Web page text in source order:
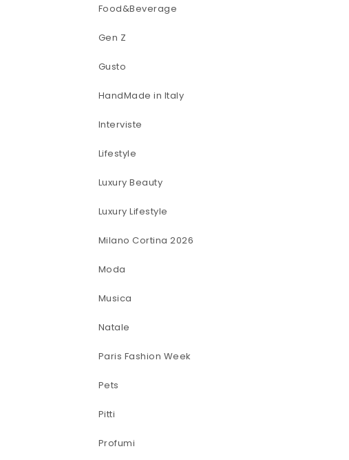
Food&Beverage
Gen Z
Gusto
HandMade in Italy
Interviste
Lifestyle
Luxury Beauty
Luxury Lifestyle
Milano Cortina 2026
Moda
Musica
Natale
Paris Fashion Week
Pets
Pitti
Profumi